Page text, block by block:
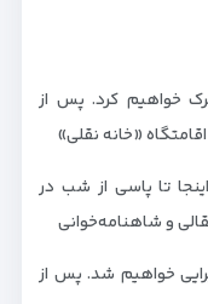
ترک خواهیم کرد. پس از
«خانه نقلی»
تا پاسی از شب در
و شاهنامه‌خوانی
خواهیم شد. پس از